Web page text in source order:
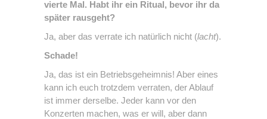
vierte Mal. Habt ihr ein Ritual, bevor ihr da
später rausgeht?
Ja, aber das verrate ich natürlich nicht (lacht).
Schade!
Ja, das ist ein Betriebsgeheimnis! Aber eines
kann ich euch trotzdem verraten, der Ablauf
ist immer derselbe. Jeder kann vor den
Konzerten machen, was er will, aber dann